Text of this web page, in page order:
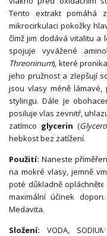
Tento extrakt pomáhá
mikrocirkulaci pokožky
čímž jim dodává vitalitu a
spojuje vyvážené
Threoninum), které
jeho pružnost a zlepšují
jsou vlasy méně
stylingu. Dále je
posiluje vlas zevnitř,
zatímco glycerin (
hebkost bez zatížení.
Použití: Naneste
na mokré vlasy, jemně
poté důkladně
maximální účinek
Medavita.
Složení: VODA,